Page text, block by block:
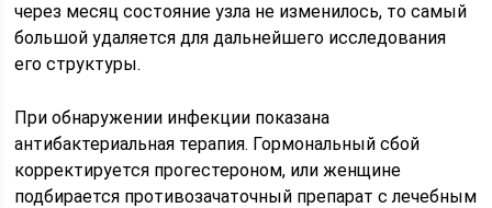
через месяц состояние узла не изменилось, то самый
большой удаляется для дальнейшего исследования
его структуры.
При обнаружении инфекции показана
антибактериальная терапия. Гормональный сбой
корректируется прогестероном, или женщине
подбирается противозачаточный препарат с лечебным